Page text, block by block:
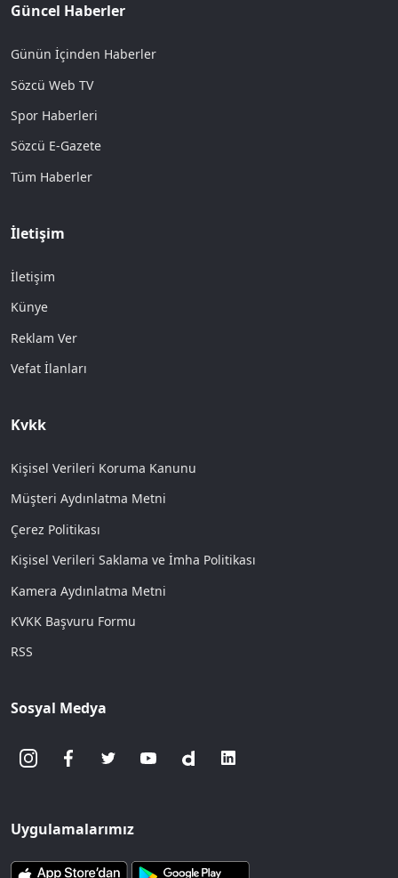
Güncel Haberler
Günün İçinden Haberler
Sözcü Web TV
Spor Haberleri
Sözcü E-Gazete
Tüm Haberler
İletişim
İletişim
Künye
Reklam Ver
Vefat İlanları
Kvkk
Kişisel Verileri Koruma Kanunu
Müşteri Aydınlatma Metni
Çerez Politikası
Kişisel Verileri Saklama ve İmha Politikası
Kamera Aydınlatma Metni
KVKK Başvuru Formu
RSS
Sosyal Medya
Uygulamalarımız